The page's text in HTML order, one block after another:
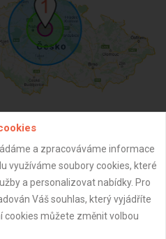
dne 01.01.2024 14:00:12
a zpracováváme informace
využíváme soubory cookies, které
a personalizovat nabídky. Pro
Váš souhlas, který vyjádříte
cookies můžete změnit volbou